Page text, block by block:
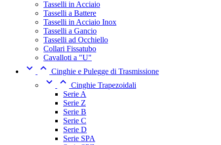
Tasselli in Acciaio
Tasselli a Battere
Tasselli in Acciaio Inox
Tasselli a Gancio
Tasselli ad Occhiello
Collari Fissatubo
Cavalloti a "U"
  Cinghie e Pulegge di Trasmissione
  Cinghie Trapezoidali
Serie A
Serie Z
Serie B
Serie C
Serie D
Serie SPA